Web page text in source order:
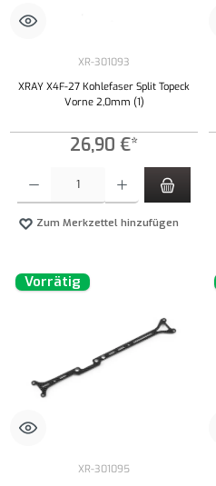
XR-301093
XRAY X4F-27 Kohlefaser Split Topeck
Vorne 2,0mm (1)
26,90 €*
Zum Merkzettel hinzufügen
Vorrätig
XR-301095